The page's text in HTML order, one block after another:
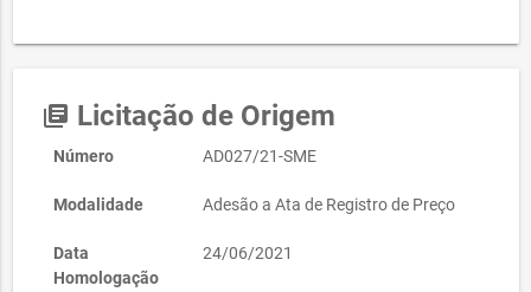
library_books Licitação de Origem
Número AD027/21-SME
Modalidade Adesão a Ata de Registro de Preço
Data
Homologação
24/06/2021